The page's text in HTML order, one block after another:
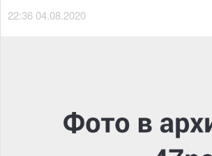
22:36 04.08.2020